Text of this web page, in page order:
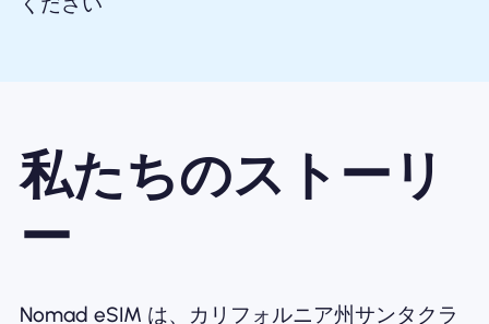
私たちのストーリ
ー
Nomad eSIM は、カリフォルニア州サンタクラ